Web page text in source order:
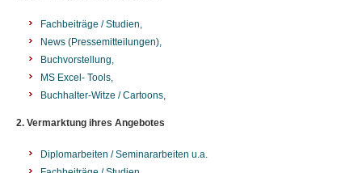
Fachbeiträge / Studien,
News (Pressemitteilungen),
Buchvorstellung,
MS Excel- Tools,
Buchhalter-Witze / Cartoons,
2. Vermarktung ihres Angebotes
Diplomarbeiten / Seminararbeiten u.a.